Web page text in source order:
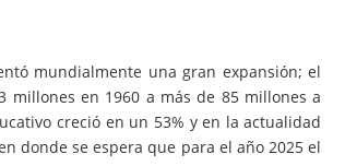
mundialmente una gran expansión; el
millones en 1960 a más de 85 millones a
creció en un 53% y en la actualidad
donde se espera que para el año 2025 el